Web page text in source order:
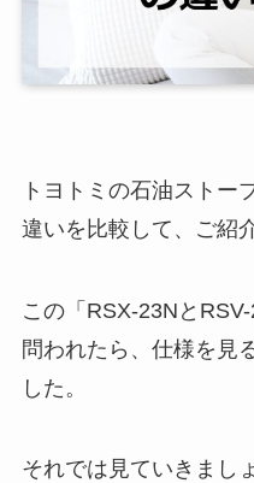
トヨトミの石油ストー
違いを比較して、ご紹
この「RSX-23Nと
問われたら、仕様を見
した。
それでは見ていきまし